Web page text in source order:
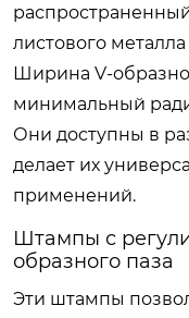
листового
Ширина V-
минимальный
Они доступны в
делает их
применений.
Штампы с
образного паза
Эти штампы